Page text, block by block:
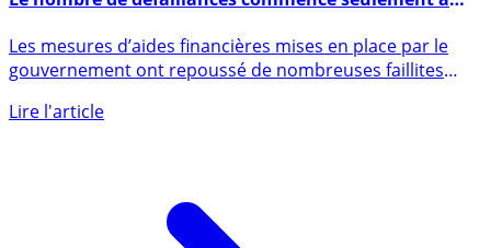
Le nombre de défaillances commence seulement à
grimper...
gouvernement ont repoussé de nombreuses faillites